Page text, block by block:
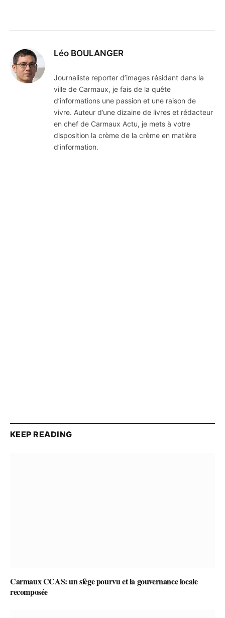
Léo BOULANGER
Journaliste reporter d’images résidant dans la
ville de Carmaux, je fais de la quête
d’informations une passion et une raison de
vivre. Auteur d’une dizaine de livres et rédacteur
en chef de Carmaux Actu, je mets à votre
disposition la crème de la crème en matière
d’information.
KEEP READING
Carmaux CCAS: un siège pourvu et la gouvernance locale
recomposée